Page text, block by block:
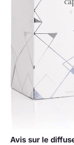
Avis sur le